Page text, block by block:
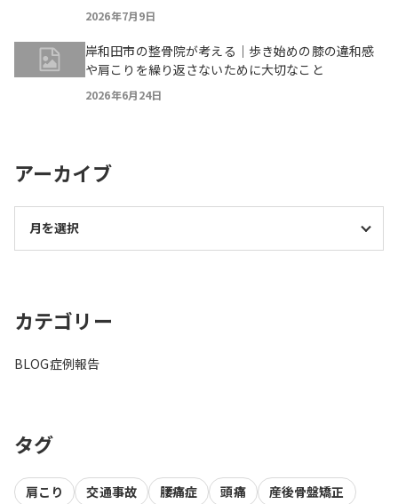
2026年7月9日
岸和田市の整骨院が考える｜歩き始めの膝の違和感
や肩こりを繰り返さないために大切なこと
2026年6月24日
アーカイブ
カテゴリー
BLOG症例報告
タグ
肩こり 交通事故 腰痛症 頭痛
産後骨盤矯正